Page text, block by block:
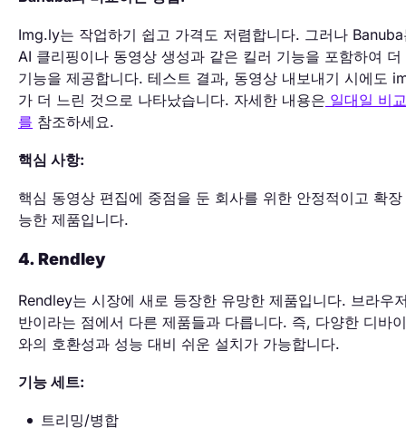
Img.ly는 작업하기 쉽고 가격도 저렴합니다. 그러나
AI 클리핑이나 동영상 생성과 같은 킬러 기능을 포함하여 더
기능을 제공합니다. 테스트 결과, 동영상 내보내기 시에도
가 더 느린 것으로 나타났습니다. 자세한 내용은 일대일 비
를 참조하세요.
핵심 사항:
핵심 동영상 편집에 중점을 둔 회사를 위한 안정적이고 확장
능한 제품입니다.
4. Rendley
Rendley는 시장에 새로 등장한 유망한 제품입니다. 브라우
반이라는 점에서 다른 제품들과 다릅니다. 즉, 다양한 디바
와의 호환성과 성능 대비 쉬운 설치가 가능합니다.
기능 세트:
트리밍/병합